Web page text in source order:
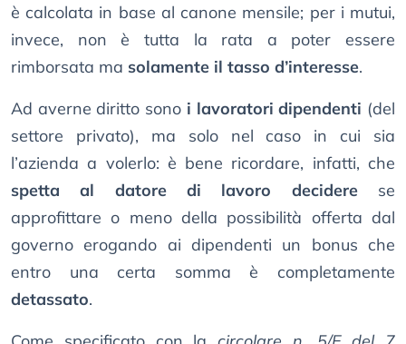
è calcolata in base al canone mensile; per i mutui,
invece, non è tutta la rata a poter essere
rimborsata ma solamente il tasso d’interesse.
Ad averne diritto sono i lavoratori dipendenti (del
settore privato), ma solo nel caso in cui sia
l’azienda a volerlo: è bene ricordare, infatti, che
spetta al datore di lavoro deciderese
approfittare o meno della possibilità offerta dal
governo erogando ai dipendenti un bonus che
entro una certa somma è completamente
detassato.